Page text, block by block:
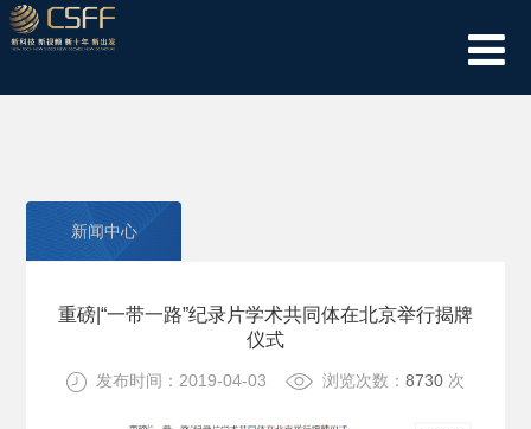
新闻中心
重磅|“一带一路”纪录片学术共同体在北京举行揭牌
仪式
发布时间：2019-04-03 浏览次数： 8730次